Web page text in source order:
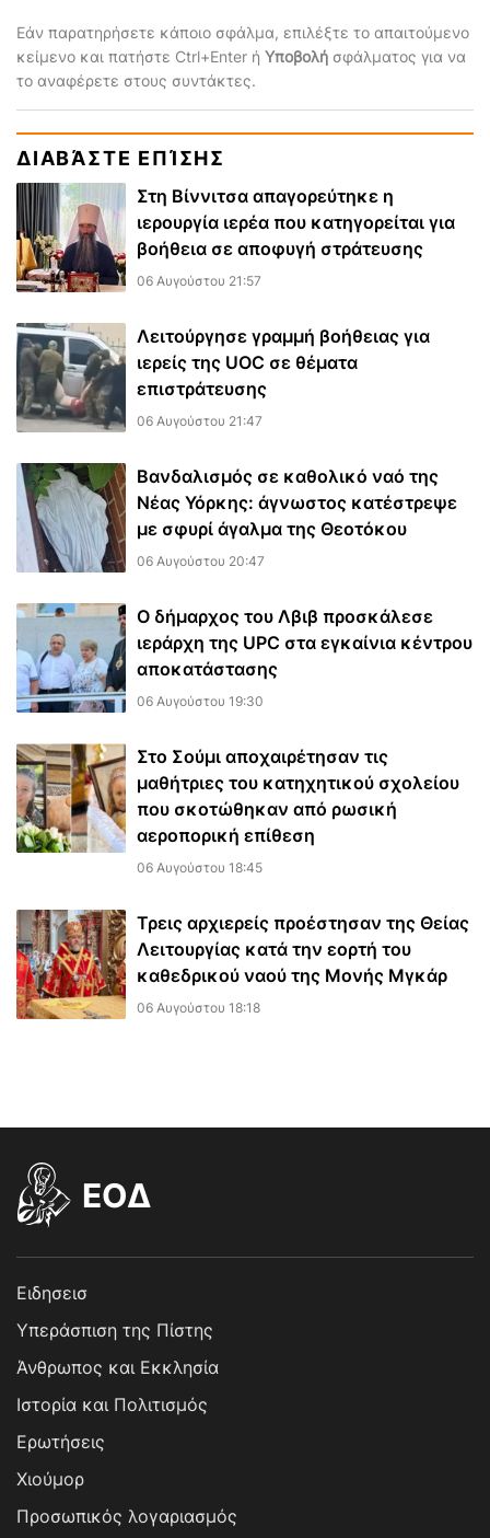
Εάν παρατηρήσετε κάποιο σφάλμα, επιλέξτε το απαιτούμενο
κείμενο και πατήστε Ctrl+Enter ή Υποβολή σφάλματος για να
το αναφέρετε στους συντάκτες.
ΔΙΑΒΆΣΤΕ ΕΠΊΣΗΣ
Στη Βίννιτσα απαγορεύτηκε η
ιερουργία ιερέα που κατηγορείται για
βοήθεια σε αποφυγή στράτευσης
06 Αυγούστου 21:57
Λειτούργησε γραμμή βοήθειας για
ιερείς της UOC σε θέματα
επιστράτευσης
06 Αυγούστου 21:47
Βανδαλισμός σε καθολικό ναό της
Νέας Υόρκης: άγνωστος κατέστρεψε
με σφυρί άγαλμα της Θεοτόκου
06 Αυγούστου 20:47
Ο δήμαρχος του Λβιβ προσκάλεσε
ιεράρχη της UPC στα εγκαίνια κέντρου
αποκατάστασης
06 Αυγούστου 19:30
Στο Σούμι αποχαιρέτησαν τις
μαθήτριες του κατηχητικού σχολείου
που σκοτώθηκαν από ρωσική
αεροπορική επίθεση
06 Αυγούστου 18:45
Τρεις αρχιερείς προέστησαν της Θείας
Λειτουργίας κατά την εορτή του
καθεδρικού ναού της Μονής Μγκάρ
06 Αυγούστου 18:18
EOΔ
Ειδησεισ
Υπεράσπιση της Πίστης
Άνθρωπος και Εκκλησία
Ιστορία και Πολιτισμός
Ερωτήσεις
Χιούμορ
Προσωπικός λογαριασμός